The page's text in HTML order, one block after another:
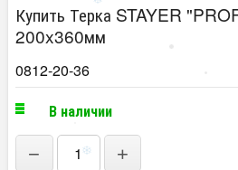
Купить Терка STAYER
200x360мм
0812-20-36
В наличии
− +